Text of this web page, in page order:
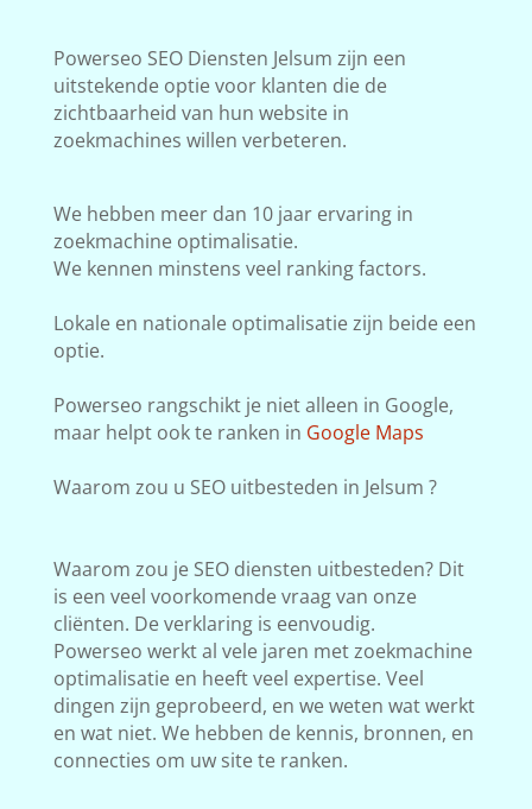
Powerseo SEO Diensten Jelsum zijn een
uitstekende optie voor klanten die de
zichtbaarheid van hun website in
zoekmachines willen verbeteren.
We hebben meer dan 10 jaar ervaring in
zoekmachine optimalisatie.
We kennen minstens veel ranking factors.
Lokale en nationale optimalisatie zijn beide een
optie.
Powerseo rangschikt je niet alleen in Google,
maar helpt ook te ranken in Google Maps
Waarom zou u SEO uitbesteden in Jelsum ?
Waarom zou je SEO diensten uitbesteden? Dit
is een veel voorkomende vraag van onze
cliënten. De verklaring is eenvoudig.
Powerseo werkt al vele jaren met zoekmachine
optimalisatie en heeft veel expertise. Veel
dingen zijn geprobeerd, en we weten wat werkt
en wat niet. We hebben de kennis, bronnen, en
connecties om uw site te ranken.